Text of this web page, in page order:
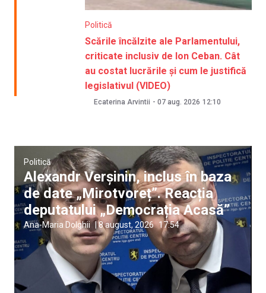
Politică
Scările încălzite ale Parlamentului,
criticate inclusiv de Ion Ceban. Cât
au costat lucrările și cum le justifică
legislativul (VIDEO)
Ecaterina Arvintii - 07 aug. 2026 12:10
Politică
Alexandr Verșinin, inclus în baza
de date „Mirotvoreț”. Reacția
deputatului „Democrația Acasă”
Ana-Maria Dolghii |8 august, 2026 17:54